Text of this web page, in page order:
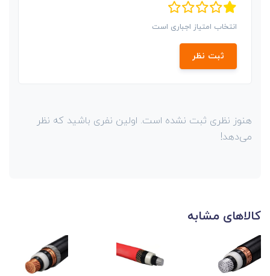
انتخاب امتیاز اجباری است
ثبت نظر
هنوز نظری ثبت نشده است. اولین نفری باشید که نظر
می‌دهد!
کالاهای مشابه